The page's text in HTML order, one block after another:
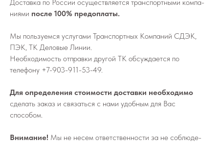
До­став­ка по России осу­ществ­ля­ет­ся транс­порт­ны­ми ком­па­
ни­я­ми после 100% предоплаты.
Мы поль­зу­ем­ся услу­га­ми Транс­порт­ных Ком­па­ний СДЭК,
ПЭК, ТК Деловые Линии.
Не­об­хо­ди­мо­сть от­прав­ки дру­гой ТК об­суж­да­ет­ся по
телефону +7-903-911-53-49.
Для определения стоимости доставки необходимо
сделать заказ и связаться с нами удобным для Вас
способом.
Внимание! Мы не не­сем от­вет­ствен­но­сти за не со­блю­де­